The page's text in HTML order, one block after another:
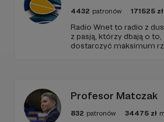
4432 patronów 171525 zł
Radio Wnet to radio z
z pasją, którzy dbają o
dostarczyć maksimum
Profesor Matczak
832 patronów 34475 zł